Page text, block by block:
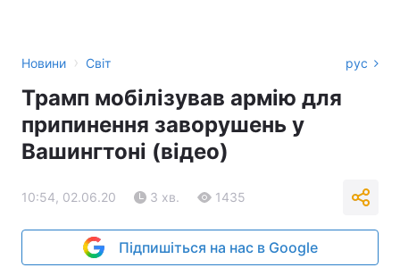
Новини › Світ рус
Трамп мобілізував армію для
припинення заворушень у
Вашингтоні (відео)
10:54, 02.06.20 3 хв. 1435
Підпишіться на нас в Google